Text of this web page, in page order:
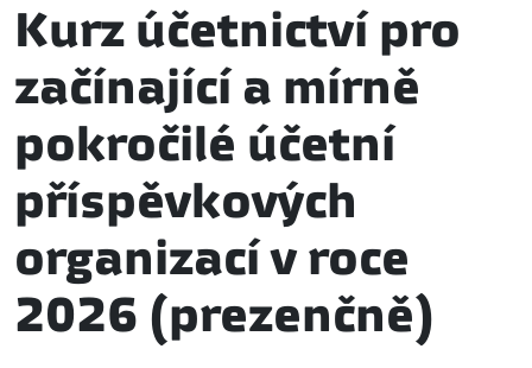
Kurz účetnictví pro
začínající a mírně
pokročilé účetní
příspěvkových
organizací v roce
2026 (prezenčně)